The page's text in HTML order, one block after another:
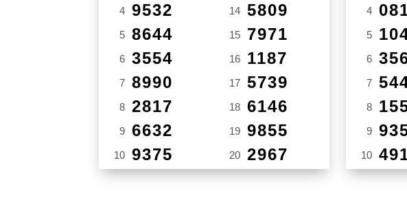
4 9532
5 8644
6 3554
7 8990
8 2817
9 6632
10 9375
14 5809
15 7971
16 1187
17 5739
18 6146
19 9855
20 2967
4
5
6
7
8
9
10